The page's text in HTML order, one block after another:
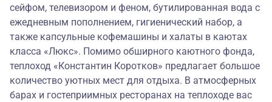
сейфом, телевизором и феном, бутилированная вода с
ежедневным пополнением, гигиенический набор, а
также капсульные кофемашины и халаты в каютах
класса «Люкс». Помимо обширного каютного фонда,
теплоход «Константин Коротков» предлагает большое
количество уютных мест для отдыха. В атмосферных
барах и гостеприимных ресторанах на теплоходе вас